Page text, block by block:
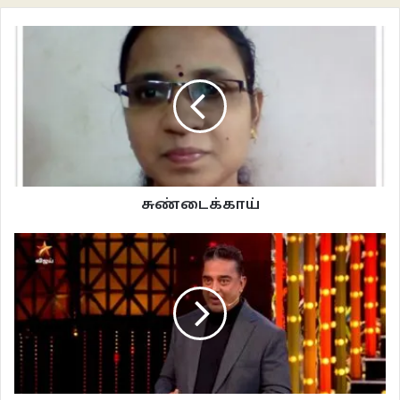
அடம்பிடிக்கும் குணமும் கொண்ட ஒருவர். அவரால் இன்னொருத்தி சொல்கிறாள்
என்பதற்காக எல்லாம் கவினை விட்டுத்தர முடியாது. அந்த முடிவை அவரே
எடுக்க வேண்டும் என நினைப்பார். அதற்காக அவர் சாமர்த்தியமாக நகர்த்தும்
காய்களுக்கு கவின் பழியாகிறார். பேசாமல் உட்கார்ந்து கொண்டிருந்த கவினை,
காரணமே இல்லாமல் சிறையில் தேம்பித்தேம்பி அழுது, வந்து பேச வைத்தது ஒரு
சின்ன சாம்பிள். இதிலென்ன பிரச்சனை எனத் தோன்றலாம். இதே இடத்தில்
சாக்ஷி இருந்திருந்தால் என்ன செய்திருப்பார்? நேரே கவினிடம் சென்று “நான்
தெரியாம கோவத்துல பேசிட்டேன். மன்னிச்சுக்கோ.” எனக் கெஞ்சியிருப்பார்.
ஆனால் லாஸ்லியா என்ன செய்தார்? இதில் இவர் சண்டை போட்டுப் போகும்
சண்டைகளில் நாம் சென்று அனைவருக்கும் ஆறுதல் சொன்னோமென
யோசிக்க வேண்டும் லோஸ்லியா மேடம்.
சுண்டைக்காய்